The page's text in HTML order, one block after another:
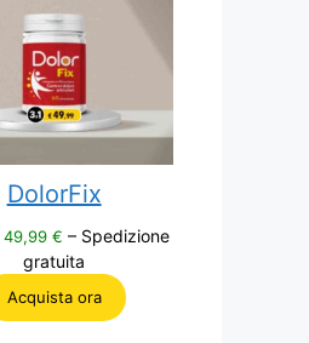
DolorFix
Il
prezzo
originale
era:
99,99 €.
49,99 €Il
prezzo
attuale
è:
49,99 €.
– Spedizione
gratuita
Acquista ora